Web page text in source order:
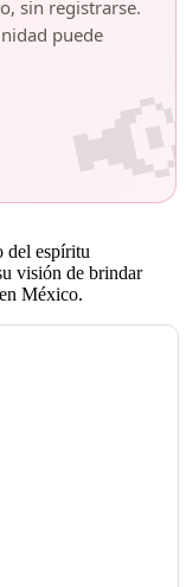
sin registrarse.
puede
del espíritu
visión de brindar
México.